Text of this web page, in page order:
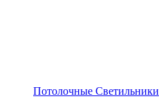
Потолочные Светильники